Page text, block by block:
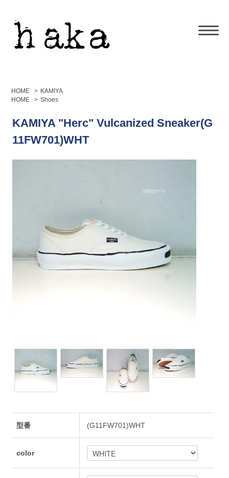
HOME > KAMIYA
HOME
> Shoes
KAMIYA "Herc" Vulcanized Sneaker(G
11FW701)WHT
型番 (G11FW701)WHT
color